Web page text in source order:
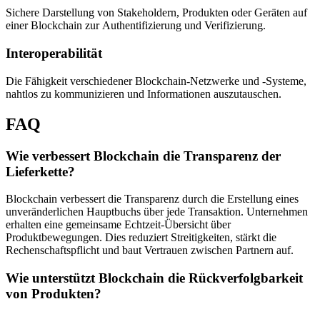
Sichere Darstellung von Stakeholdern, Produkten oder Geräten auf
einer Blockchain zur Authentifizierung und Verifizierung.
Interoperabilität
Die Fähigkeit verschiedener Blockchain-Netzwerke und -Systeme,
nahtlos zu kommunizieren und Informationen auszutauschen.
FAQ
Wie verbessert Blockchain die Transparenz der
Lieferkette?
Blockchain verbessert die Transparenz durch die Erstellung eines
unveränderlichen Hauptbuchs über jede Transaktion. Unternehmen
erhalten eine gemeinsame Echtzeit-Übersicht über
Produktbewegungen. Dies reduziert Streitigkeiten, stärkt die
Rechenschaftspflicht und baut Vertrauen zwischen Partnern auf.
Wie unterstützt Blockchain die Rückverfolgbarkeit
von Produkten?